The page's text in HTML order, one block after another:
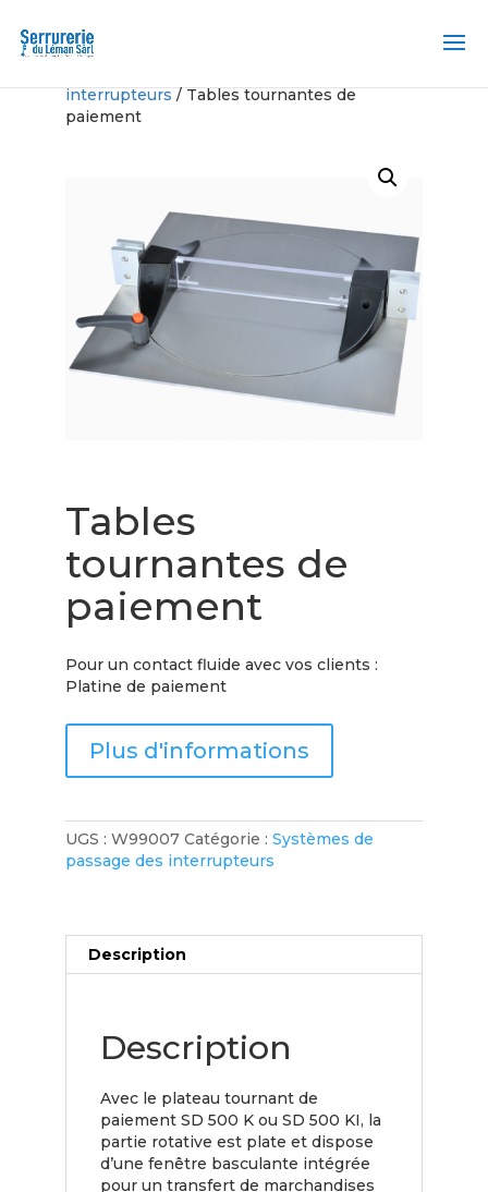
interrupteurs/ Tables tournantes de
paiement
Tables
tournantes de
paiement
Pour un contact fluide avec vos clients :
Platine de paiement
Plus d'informations
UGS : W99007 Catégorie : Systèmes de
passage des interrupteurs
Description
Description
Avec le plateau tournant de
paiement SD 500 K ou SD 500 KI, la
partie rotative est plate et dispose
d’une fenêtre basculante intégrée
pour un transfert de marchandises